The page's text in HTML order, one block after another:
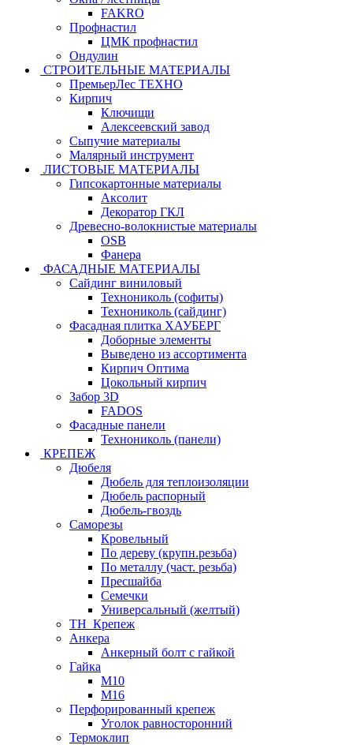
FAKRO
Профнастил
ЦМК профнастил
Ондулин
СТРОИТЕЛЬНЫЕ МАТЕРИАЛЫ
ПремьерЛес ТЕХНО
Кирпич
Ключищи
Алексеевский завод
Сыпучие материалы
Малярный инструмент
ЛИСТОВЫЕ МАТЕРИАЛЫ
Гипсокартонные материалы
Аксолит
Декоратор ГКЛ
Древесно-волокнистые материалы
OSB
Фанера
ФАСАДНЫЕ МАТЕРИАЛЫ
Сайдинг виниловый
Технониколь (софиты)
Технониколь (сайдинг)
Фасадная плитка ХАУБЕРГ
Доборные элементы
Выведено из ассортимента
Кирпич Оптима
Цокольный кирпич
Забор 3D
FADOS
Фасадные панели
Технониколь (панели)
КРЕПЕЖ
Дюбеля
Дюбель для теплоизоляции
Дюбель распорный
Дюбель-гвоздь
Саморезы
Кровельный
По дереву (крупн.резьба)
По металлу (част. резьба)
Пресшайба
Семечки
Универсальный (желтый)
ТН_Крепеж
Анкера
Анкерный болт с гайкой
Гайка
М10
М16
Перфорированный крепеж
Уголок равносторонний
Термоклип